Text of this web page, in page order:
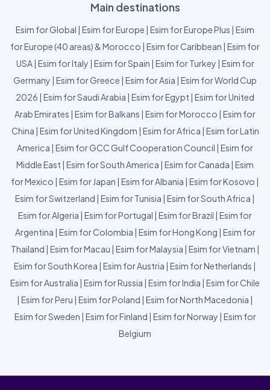
Main destinations
Esim for Global | Esim for Europe | Esim for Europe Plus | Esim
for Europe (40 areas) & Morocco | Esim for Caribbean | Esim for
USA| Esim for Italy | Esim for Spain | Esim for Turkey | Esim for
Germany | Esim for Greece | Esim for Asia | Esim for World Cup
2026 | Esim for Saudi Arabia | Esim for Egypt | Esim for United
Arab Emirates | Esim for Balkans | Esim for Morocco | Esim for
China | Esim for United Kingdom | Esim for Africa | Esim for Latin
America | Esim for GCC Gulf Cooperation Council | Esim for
Middle East | Esim for South America | Esim for Canada | Esim
for Mexico | Esim for Japan | Esim for Albania | Esim for Kosovo |
Esim for Switzerland | Esim for Tunisia | Esim for South Africa |
Esim for Algeria | Esim for Portugal | Esim for Brazil | Esim for
Argentina | Esim for Colombia | Esim for Hong Kong | Esim for
Thailand | Esim for Macau | Esim for Malaysia | Esim for Vietnam |
Esim for South Korea | Esim for Austria | Esim for Netherlands |
Esim for Australia | Esim for Russia | Esim for India | Esim for Chile
| Esim for Peru | Esim for Poland | Esim for North Macedonia |
Esim for Sweden | Esim for Finland | Esim for Norway | Esim for
Belgium